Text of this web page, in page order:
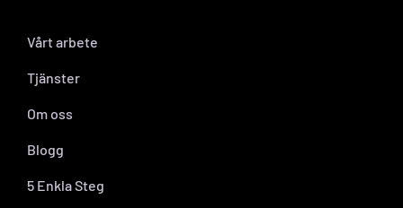
Vårt arbete
Tjänster
Om oss
Blogg
5 Enkla Steg